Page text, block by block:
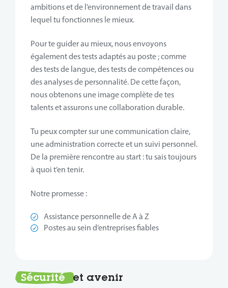
ambitions et de l’environnement de travail dans
lequel tu fonctionnes le mieux.
Pour te guider au mieux, nous envoyons
également des tests adaptés au poste ; comme
des tests de langue, des tests de compétences ou
des analyses de personnalité. De cette façon,
nous obtenons une image complète de tes
talents et assurons une collaboration durable.
Tu peux compter sur une communication claire,
une administration correcte et un suivi personnel.
De la première rencontre au start : tu sais toujours
à quoi t’en tenir.
Notre promesse :
Assistance personnelle de A à Z
Postes au sein d’entreprises fiables
Sécurité et avenir